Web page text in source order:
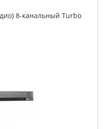
8-канальный Turbo